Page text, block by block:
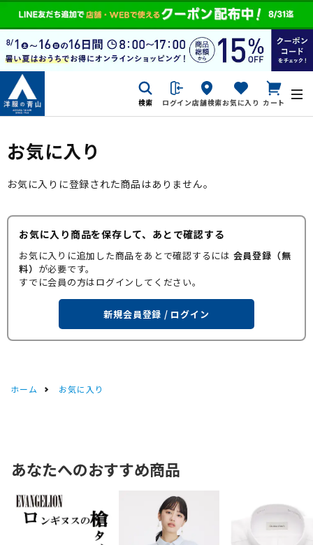
検索 ログイン店舗検索お気に入り カート
お気に入り
お気に入りに登録された商品はありません。
お気に入り商品を保存して、あとで確認する
お気に入りに追加した商品をあとで確認するには 会員登録（無
料） が必要です。
すでに会員の方はログインしてください。
新規会員登録 / ログイン
ホーム お気に入り